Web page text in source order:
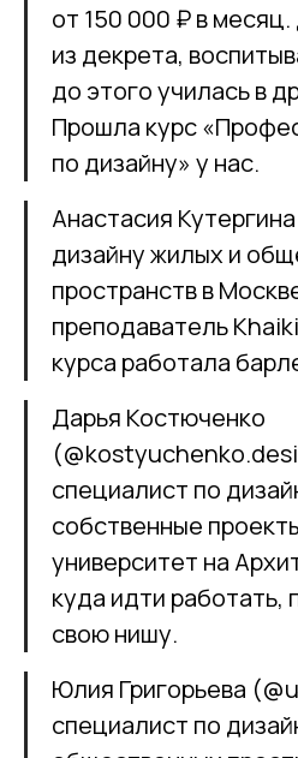
от 150 000 ₽ в
из декрета,
до этого училась в
Прошла курс
по дизайну» у нас.
Анастасия
дизайну жилых и
пространств в
преподаватель
курса работала
Дарья Костюченко
специалист по
собственные
университет на
куда идти работать,
свою нишу.
Юлия Григорьева
специалист по